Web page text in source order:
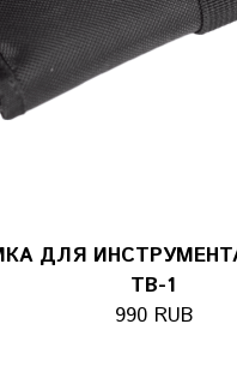
ДЛЯ
TB-1
990 RUB